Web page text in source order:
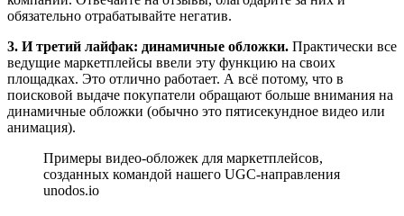
обязательно отрабатывайте негатив.
3. И третий лайфак: динамичные обложки. Практически все
ведущие маркетплейсы ввели эту функцию на своих
площадках. Это отлично работает. А всё потому, что в
поисковой выдаче покупатели обращают больше внимания на
динамичные обложки (обычно это пятисекундное видео или
анимация).
Примеры видео-обложек для маркетплейсов,
созданных командой нашего UGC-направления
unodos.io